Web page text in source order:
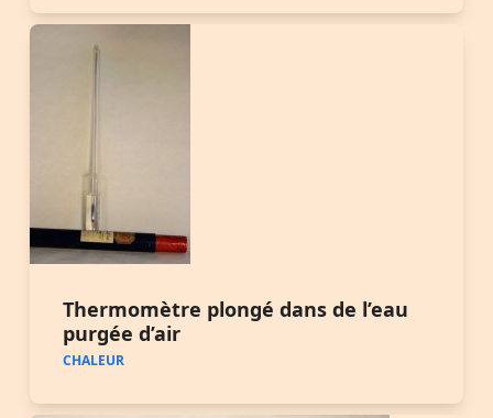
Thermomètre plongé dans de l’eau
purgée d’air
CHALEUR